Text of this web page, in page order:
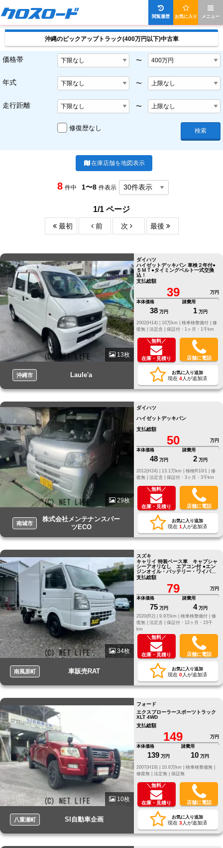
メニュー
お気に入り
閲覧履歴
沖縄のピックアップトラック(400万円以下)中古車
価格帯 〜
年式 〜
走行距離 〜
修復歴なし 検索
在庫店舗を地図表示
8 件中 1〜8 件表示
1/1 ページ
最初 前 次 最後
13枚
沖縄市 Laule'a
ダイハツ
ハイゼットデッキバン 車検２年付●
５ＭＴ●タイミングベルト一式交換
込！
支払総額
39
万円
本体価格
38 万円
諸費用
1 万円
修
復無 | 法定含 | 保証付・1ヶ月・1千km
＼無料／
在庫・見積り 店舗に電話
お気に入り追加
現在 4人が追加済
29枚
南城市
株式会社メンテナンスパー
ツECO
ダイハツ
ハイゼットデッキバン
支払総額
50
万円
本体価格
48 万円
諸費用
2 万円
修
復無 | 法定含 | 保証付・3ヶ月・3千km
＼無料／
在庫・見積り 店舗に電話
お気に入り追加
現在 1 人が追加済
34枚
南風原町 車販売RAT
スズキ
キャリイ 特装ベース車 キャブシャ
シーアオリなし エアコン付 ●エン
ジンオイル・バッテリー・ワイパー
ゴム新品
支払総額
79
万円
本体価格
75 万円
諸費用
4 万円
2020(R2) |
9.9万km | 検車検整備付 | 修
復無 | 法定含 | 保証付・12ヶ月・15千
km
＼無料／
在庫・見積り 店舗に電話
お気に入り追加
現在 0人が追加済
10枚
八重瀬町 SI自動車企画
フォード
エクスプローラースポーツトラック
XLT 4WD
支払総額
149
万円
本体価格
139 万円
諸費用
10 万円
修復無 | 法定無 | 保証無
＼無料／
在庫・見積り 店舗に電話
お気に入り追加
現在 3人が追加済